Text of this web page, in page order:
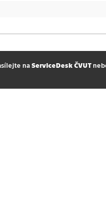
naServiceDesk ČVUT